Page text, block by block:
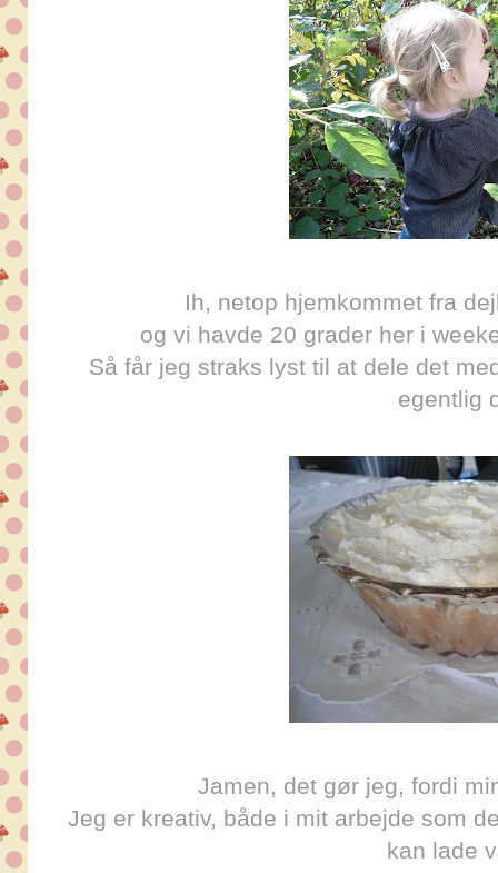
Ih, netop hjemkommet fra
og vi havde 20 grader her i
Så får jeg straks lyst til at dele det
egentlig
Jamen, det gør jeg, fordi
Jeg er kreativ, både i mit arbejde som
kan lade